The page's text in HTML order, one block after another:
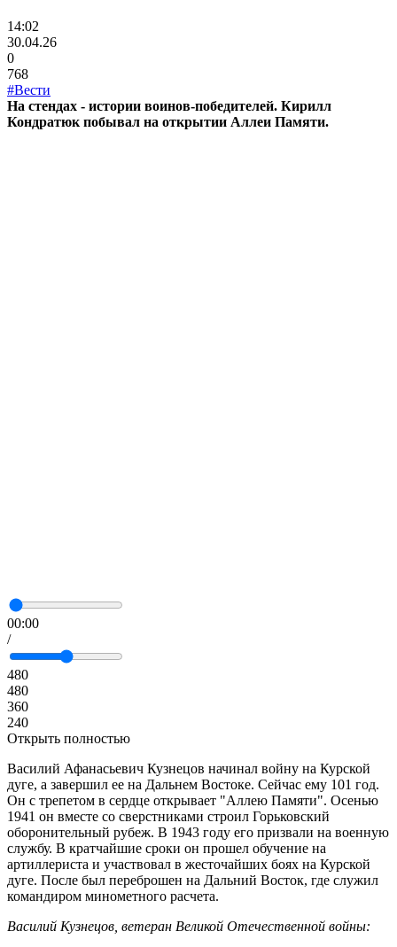
14:02
30.04.26
0
768
#Вести
На стендах - истории воинов-победителей. Кирилл
Кондратюк побывал на открытии Аллеи Памяти.
00:00
/
480
480
360
240
Открыть полностью
Василий Афанасьевич Кузнецов начинал войну на Курской
дуге, а завершил ее на Дальнем Востоке. Сейчас ему 101 год.
Он с трепетом в сердце открывает "Аллею Памяти". Осенью
1941 он вместе со сверстниками строил Горьковский
оборонительный рубеж. В 1943 году его призвали на военную
службу. В кратчайшие сроки он прошел обучение на
артиллериста и участвовал в жесточайших боях на Курской
дуге. После был переброшен на Дальний Восток, где служил
командиром минометного расчета.
Василий Кузнецов, ветеран Великой Отечественной войны: